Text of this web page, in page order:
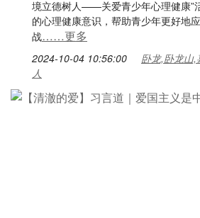
境立德树人——关爱青少年心理健康”
的心理健康意识，帮助青少年更好地
战……更多
2024-10-04 10:56:00
卧龙,卧龙山
人